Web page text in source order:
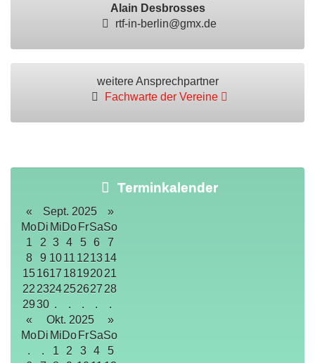
Alain Desbrosses
rtf-in-berlin@gmx.de
weitere Ansprechpartner
Fachwarte der Vereine
Terminkalender
« Sept. 2025
»
MoDi MiDo FrSaSo
1
2 3 4 5 6
7
8
9 1011 121314
151617 18192021
22 2324252627 28
2930 . . . .
.
«
Okt. 2025
»
MoDi MiDo FrSaSo
.
. 1 2 3 4
5